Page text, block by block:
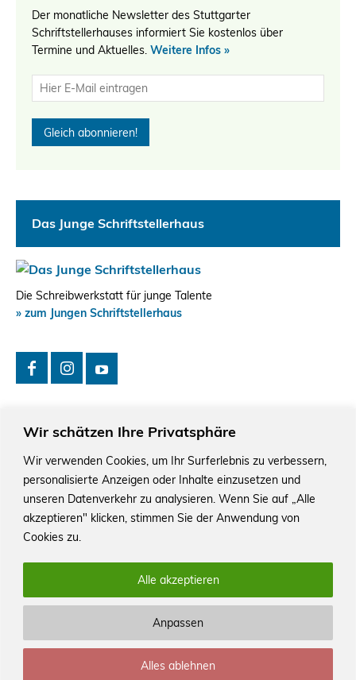
Wir schätzen Ihre Privatsphäre
Wir verwenden Cookies, um Ihr Surferlebnis zu verbessern,
personalisierte Anzeigen oder Inhalte einzusetzen und
unseren Datenverkehr zu analysieren. Wenn Sie auf „Alle
akzeptieren" klicken, stimmen Sie der Anwendung von
Cookies zu.
Anpassen
Alles ablehnen
Alle akzeptieren
Der monatliche Newsletter des Stuttgarter
Schriftstellerhauses informiert Sie kostenlos über
Termine und Aktuelles. Weitere Infos »
Das Junge Schriftstellerhaus
Die Schreibwerkstatt für junge Talente
» zum Jungen Schriftstellerhaus
Das Schriftstellerhaus ist ein beliebter Treffpunkt für
Autorinnen und Autoren aus Stuttgart und der Region sowie
ein Veranstaltungsort für Lesungen, Tagungen und
Schreibwerkstätten.
© Stuttgarter Schriftstellerhaus